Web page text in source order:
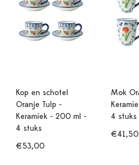
Kop en schotel
Oranje Tulp -
Keramiek - 200 ml -
4 stuks
€53,00
Mok
4 stuks
€41,50